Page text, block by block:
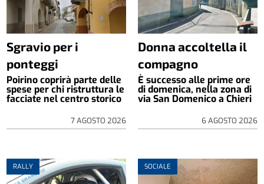
Sgravio per i
ponteggi
Poirino coprirà parte delle
spese per chi ristruttura le
facciate nel centro storico
7 AGOSTO 2026
Donna accoltella il
compagno
È successo alle prime ore
di domenica, nella zona di
via San Domenico a Chieri
6 AGOSTO 2026
RALLY SOCIALE